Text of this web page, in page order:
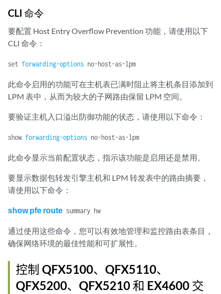
CLI 命令
要配置 Host Entry Overflow Prevention 功能，请使用以下
CLI 命令：
set forwarding-options no-host-as-lpm
此命令启用的功能可在主机表已满时阻止将主机条目添加到
LPM 表中，从而为较大的子网路由保留 LPM 空间。
要验证主机入口溢出防御功能的状态，请使用以下命令：
show forwarding-options no-host-as-lpm
此命令显示当前配置状态，指示该功能是启用还是禁用。
要显示数据包转发引擎主机和 LPM 转发表中的路由摘要，
请使用以下命令：
show pfe route summary hw
通过使用这些命令，您可以有效地管理和监控路由表条目，
确保网络环境的最佳性能和可扩展性。
控制 QFX5100、QFX5110、
QFX5200、QFX5210 和 EX4600 交